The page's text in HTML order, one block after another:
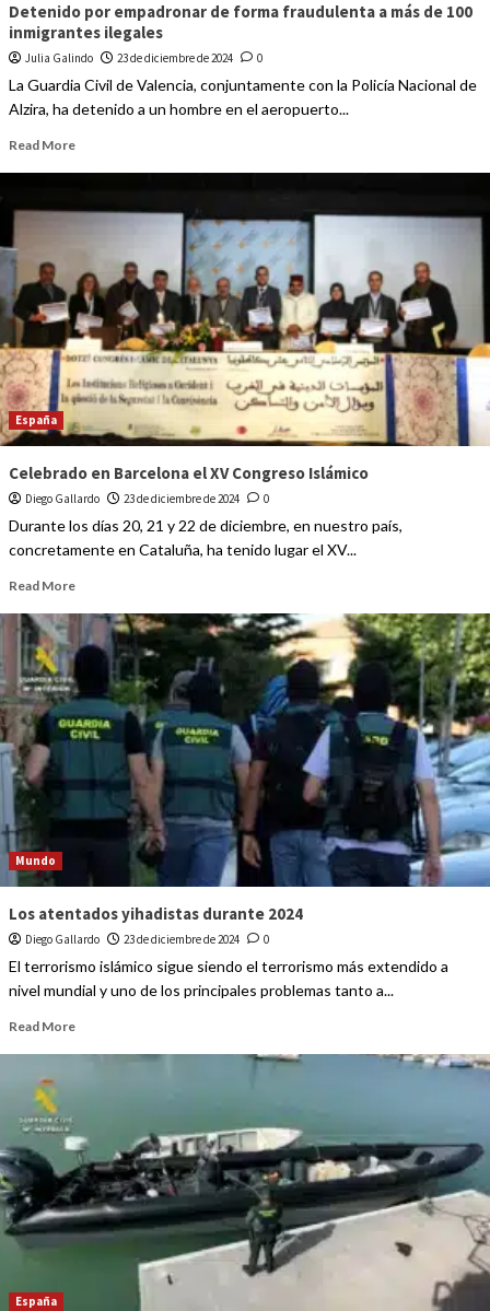
Detenido por empadronar de forma fraudulenta a más de 100
inmigrantes ilegales
Julia Galindo 23 de diciembre de 2024 0
La Guardia Civil de Valencia, conjuntamente con la Policía Nacional de
Alzira, ha detenido a un hombre en el aeropuerto...
Read More
España
Celebrado en Barcelona el XV Congreso Islámico
Diego Gallardo 23 de diciembre de 2024 0
Durante los días 20, 21 y 22 de diciembre, en nuestro país,
concretamente en Cataluña, ha tenido lugar el XV...
Read More
Mundo
Los atentados yihadistas durante 2024
Diego Gallardo 23 de diciembre de 2024 0
El terrorismo islámico sigue siendo el terrorismo más extendido a
nivel mundial y uno de los principales problemas tanto a...
Read More
España